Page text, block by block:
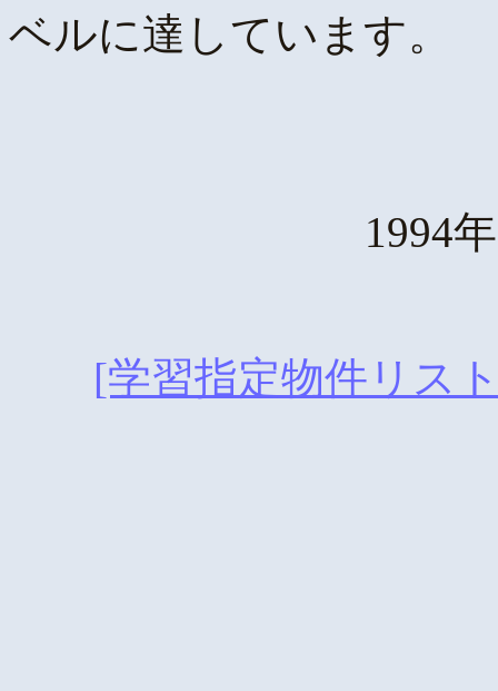
ベルに達しています。
1994
[学習指定物件リス